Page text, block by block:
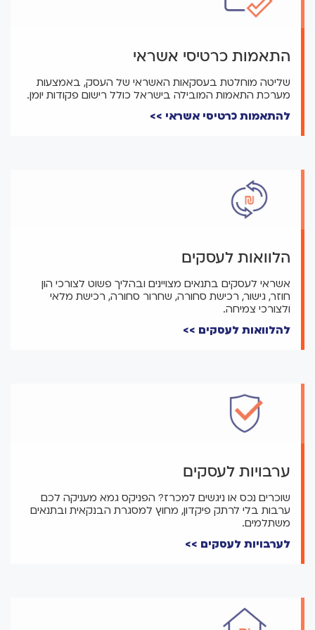
התאמות כרטיסי אשראי
שליטה מוחלטת בעסקאות האשראי של העסק, באמצעות
מערכת התאמות המובילה בישראל כולל רישום פקודות יומן.
להתאמות כרטיסי אשראי >>
הלוואות לעסקים
אשראי לעסקים בתנאים מצויינים ובהליך פשוט לצורכי הון
חוזר, גישור, רכישת סחורה, שחרור סחורה, רכישת מלאי
ולצורכי צמיחה.
להלוואות לעסקים >>
ערבויות לעסקים
שוכרים נכס או ניגשים למכרז? הפניקס גמא מעניקה לכם
ערבות בלי לרתק פיקדון, מחוץ למסגרת הבנקאית ובתנאים
משתלמים.
לערבויות לעסקים >>